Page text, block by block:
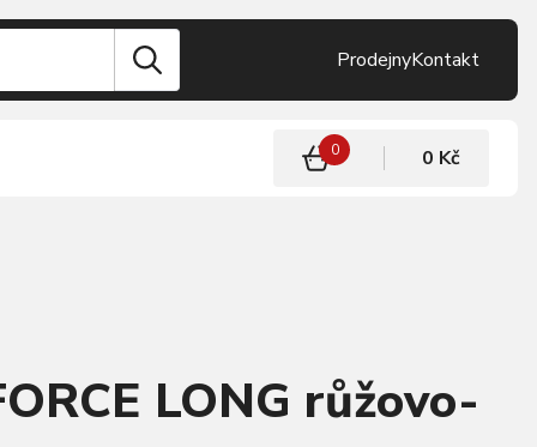
ProdejnyKontakt
0 0 Kč
LONG růžovo-